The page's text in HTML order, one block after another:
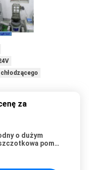
za
o dużym
pompa